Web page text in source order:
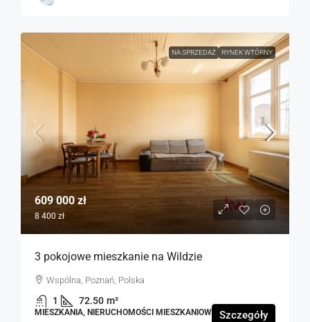
NA SPRZEDAŻ RYNEK WTÓRNY
609 000 zł
8 400 zł
3 pokojowe mieszkanie na Wildzie
Wspólna, Poznań, Polska
1 72.50 m²
MIESZKANIA, NIERUCHOMOŚCI MIESZKANIOWE Szczegóły